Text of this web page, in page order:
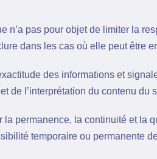
n’a pas pour objet de limiter la
dans les cas où elle peut être
des informations et
de l’interprétation du contenu
la permanence, la continuité et
temporaire ou permanente